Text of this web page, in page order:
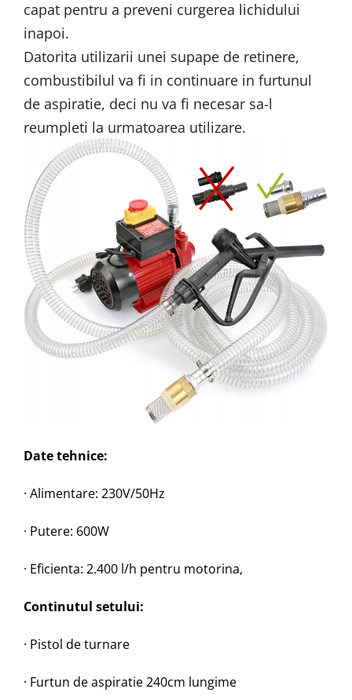
capat pentru a preveni curgerea lichidului
inapoi.
Datorita utilizarii unei supape de retinere,
combustibilul va fi in continuare in furtunul
de aspiratie, deci nu va fi necesar sa-l
reumpleti la urmatoarea utilizare.
Date tehnice:
· Alimentare: 230V/50Hz
· Putere: 600W
· Eficienta: 2.400 l/h pentru motorina,
Continutul setului:
· Pistol de turnare
· Furtun de aspiratie 240cm lungime